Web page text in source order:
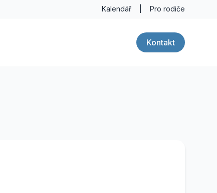
Kalendář Pro rodiče
Kontakt